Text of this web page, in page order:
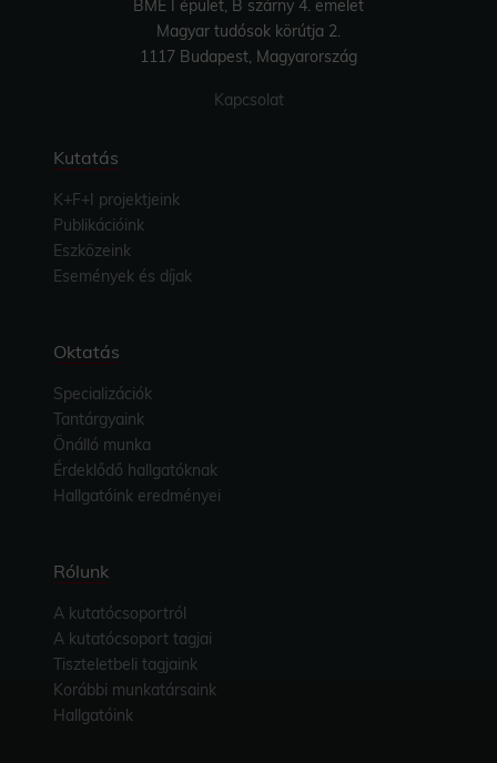
BME I épület, B szárny 4. emelet
Magyar tudósok körútja 2.
1117 Budapest, Magyarország
Kapcsolat
Kutatás
K+F+I projektjeink
Publikációink
Eszközeink
Események és díjak
Oktatás
Specializációk
Tantárgyaink
Önálló munka
Érdeklődő hallgatóknak
Hallgatóink eredményei
Rólunk
A kutatócsoportról
A kutatócsoport tagjai
Tiszteletbeli tagjaink
Korábbi munkatársaink
Hallgatóink